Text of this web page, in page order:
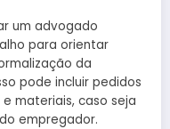
um advogado
para orientar
da
pode incluir pedidos
materiais, caso seja
empregador.